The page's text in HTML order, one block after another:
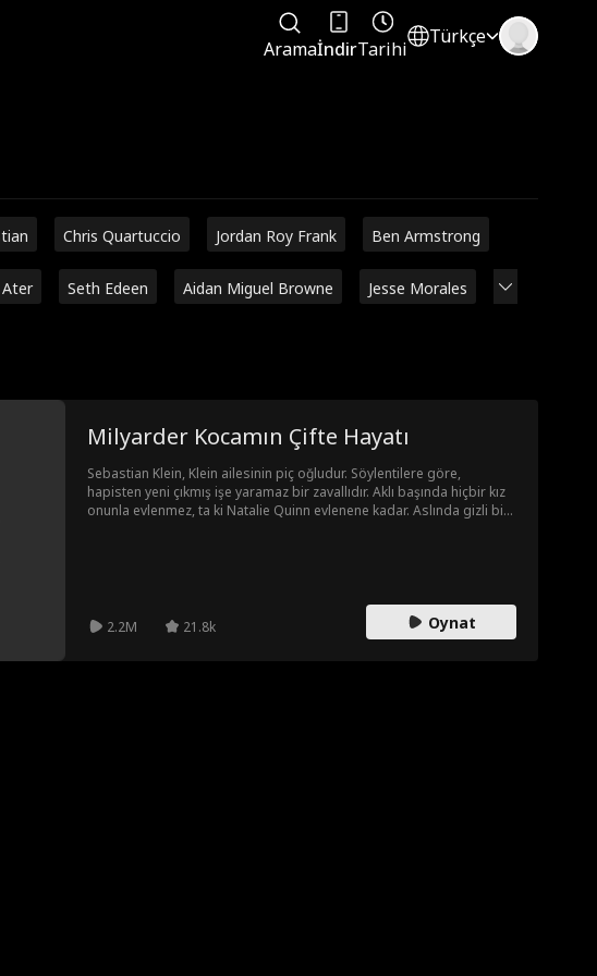
AramaİndirTarihi
Türkçe
Chris Quartuccio Jordan Roy Frank Ben Armstrong
Seth Edeen Aidan Miguel Browne Jesse Morales
Milyarder Kocamın Çifte Hayatı
Sebastian Klein, Klein ailesinin piç oğludur. Söylentilere göre,
hapisten yeni çıkmış işe yaramaz bir zavallıdır. Aklı başında hiçbir kız
onunla evlenmez, ta ki Natalie Quinn evlenene kadar. Aslında gizli bir
2.2M 21.8k Oynat